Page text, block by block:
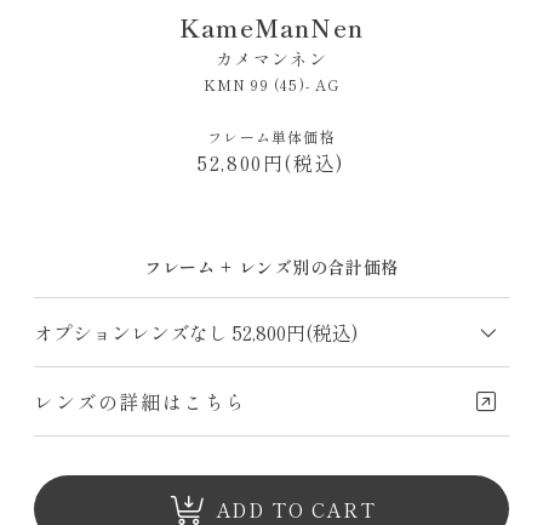
KameManNen
カメマンネン
KMN 99 (45)- AG
フレーム単体価格
52,800円(税込)
フレーム + レンズ別の合計価格
レンズの詳細はこちら
ADD TO CART